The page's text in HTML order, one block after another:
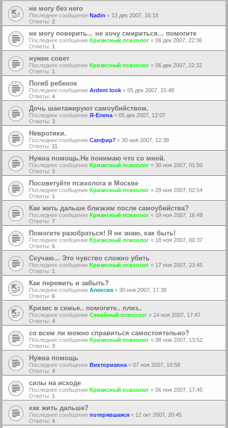
не могу без него
Последнее сообщение Nadin « 13 дек 2007, 16:18
Ответы: 2
не могу поверить... не хочу смириться... помогите
Последнее сообщение Кризисный психолог « 06 дек 2007, 22:36
Ответы: 1
нужен совет
Последнее сообщение Кризисный психолог « 06 дек 2007, 22:32
Ответы: 1
Погиб ребенок
Последнее сообщение Ardent look « 05 дек 2007, 15:48
Ответы: 4
Дочь шантажируют самоубийством.
Последнее сообщение Я-Елена « 05 дек 2007, 12:07
Ответы: 3
Невротики.
Последнее сообщение Сапфир7 « 30 ноя 2007, 12:38
Ответы: 11
Нужна помощь.Не понимаю что со мной.
Последнее сообщение Кризисный психолог « 30 ноя 2007, 01:50
Ответы: 3
Посоветуйте психолога в Москве
Последнее сообщение Кризисный психолог « 29 ноя 2007, 02:54
Ответы: 1
Как жить дальше близким после самоубийства?
Последнее сообщение Кризисный психолог « 19 ноя 2007, 16:49
Ответы: 7
Помогите разобраться! Я не знаю, как быть!
Последнее сообщение Кризисный психолог « 18 ноя 2007, 00:37
Ответы: 5
Скучаю... Это чувство сложно убить
Последнее сообщение Кризисный психолог « 17 ноя 2007, 23:45
Ответы: 1
Как пережить и забыть?
Последнее сообщение Алексия « 30 ноя 2007, 17:38
Ответы: 6
Кризис в семье.. помогите.. плиз..
Последнее сообщение Семейный психолог « 14 ноя 2007, 17:47
Ответы: 4
со всем ли можно справиться самостоятельно?
Последнее сообщение Кризисный психолог « 08 ноя 2007, 13:52
Ответы: 3
Нужна помощь
Последнее сообщение Викторианна « 07 ноя 2007, 10:58
Ответы: 4
силы на исходе
Последнее сообщение Кризисный психолог « 06 ноя 2007, 17:45
Ответы: 1
как жить дальше?
Последнее сообщение потерявшаяся « 12 окт 2007, 20:45
Ответы: 4